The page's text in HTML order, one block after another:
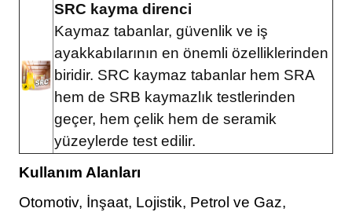
SRC kayma direnci
Kaymaz tabanlar, güvenlik ve iş
ayakkabılarının en önemli özelliklerinden
biridir. SRC kaymaz tabanlar hem SRA
hem de SRB kaymazlık testlerinden
geçer, hem çelik hem de seramik
yüzeylerde test edilir.
Kullanım Alanları
Otomotiv, İnşaat, Lojistik, Petrol ve Gaz,